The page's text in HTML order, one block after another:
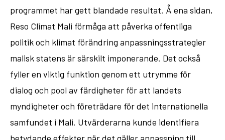
programmet har gett blandade resultat. Å ena sidan,
Reso Climat Mali förmåga att påverka offentliga
politik och klimat förändring anpassningsstrategier
malisk statens är särskilt imponerande. Det också
fyller en viktig funktion genom ett utrymme för
dialog och pool av färdigheter för att landets
myndigheter och företrädare för det internationella
samfundet i Mali. Utvärderarna kunde identifiera
betydande effekter när det gäller anpassning till